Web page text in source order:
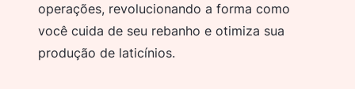
operações, revolucionando a forma como
você cuida de seu rebanho e otimiza sua
produção de laticínios.